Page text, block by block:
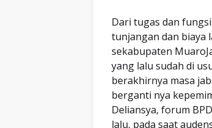
Dari tugas dan
tunjangan dan biaya
sekabupaten
yang lalu sudah di
berakhirnya masa
berganti nya
Deliansya, forum
lalu, pada saat